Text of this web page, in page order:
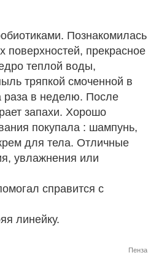
Познакомилась
поверхностей, прекрасное
теплой воды,
тряпкой смоченной в
в неделю. После
запахи. Хорошо
покупала : шампунь,
для тела. Отличные
увлажнения или
справится с
линейку.
Пенза